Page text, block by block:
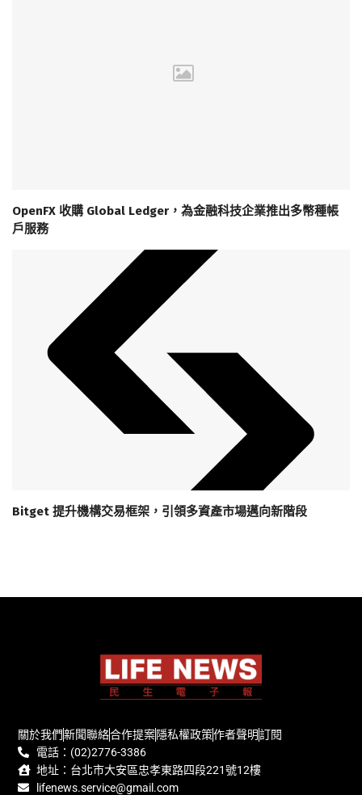
OpenFX 收購 Global Ledger，為金融科技企業推出多幣種帳
戶服務
Bitget 提升機構交易框架，引領多資產市場邁向新階段
關於我們新聞聯絡合作提案隱私權政策作者聲明訂閱
電話：(02)2776-3386
地址：台北市大安區忠孝東路四段221號12樓
lifenews.service@gmail.com